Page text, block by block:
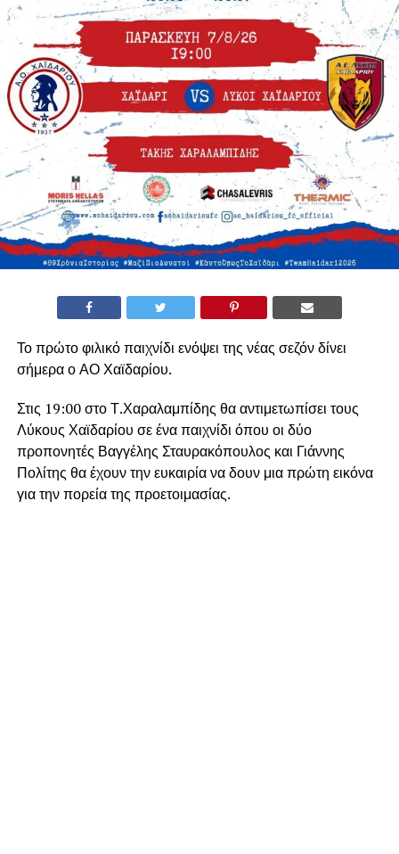
Το πρώτο φιλικό παιχνίδι ενόψει της νέας σεζόν δίνει
σήμερα ο ΑΟ Χαϊδαρίου.
Στις 19:00 στο Τ.Χαραλαμπίδης θα αντιμετωπίσει τους
Λύκους Χαϊδαρίου σε ένα παιχνίδι όπου οι δύο
προπονητές Βαγγέλης Σταυρακόπουλος και Γιάννης
Πολίτης θα έχουν την ευκαιρία να δουν μια πρώτη εικόνα
για την πορεία της προετοιμασίας.